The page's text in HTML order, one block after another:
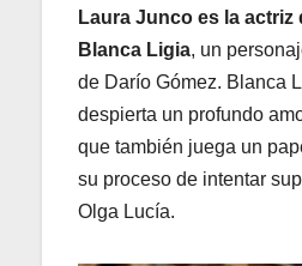
Laura Junco es la actriz
Blanca Ligia, un
de Darío Gómez. Blanca
despierta un profundo
que también juega un
su proceso de intentar
Olga Lucía.